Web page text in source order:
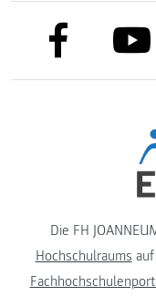
link to facebook
Die FH
Hochschulraums